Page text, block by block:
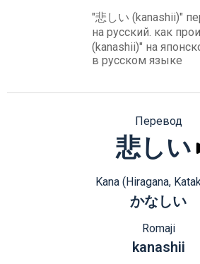
"悲しい (kanashii)"
на русский. как
(kanashii)" на
в русском языке
Перевод
悲しい
Kana (Hiragana,
かなしい
Romaji
kanashii